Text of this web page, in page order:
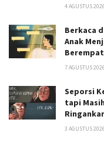
4 AGUSTUS 2026
Berkaca
Anak
7 AGUSTUS 2026
Seporsi
tapi
3 AGUSTUS 2026